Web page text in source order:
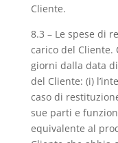
Cliente.
8.3 – Le spese di
carico del Cliente.
giorni dalla data
del Cliente: (i)
caso di
sue parti e
equivalente al